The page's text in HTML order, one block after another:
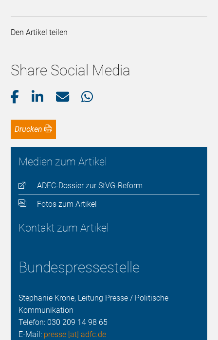
Den Artikel teilen
Share Social Media
Drucken
Medien zum Artikel
ADFC-Dossier zur StVG-Reform
Fotos zum Artikel
Kontakt zum Artikel
Bundespressestelle
Stephanie Krone, Leitung Presse / Politische
Kommunikation
Telefon: 030 209 14 98 65
E-Mail: presse [at] adfc.de